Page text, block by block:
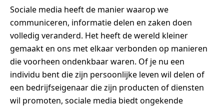
Sociale media heeft de manier waarop we
communiceren, informatie delen en zaken doen
volledig veranderd. Het heeft de wereld kleiner
gemaakt en ons met elkaar verbonden op manieren
die voorheen ondenkbaar waren. Of je nu een
individu bent die zijn persoonlijke leven wil delen of
een bedrijfseigenaar die zijn producten of diensten
wil promoten, sociale media biedt ongekende